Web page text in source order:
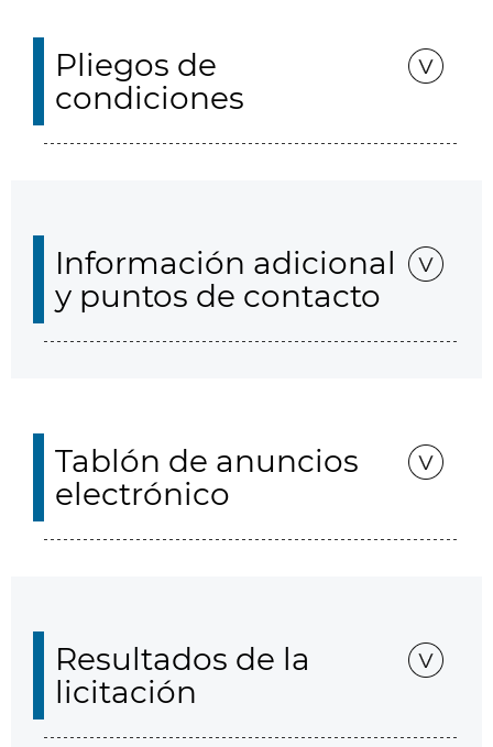
Pliegos de
condiciones
Información adicional
y puntos de contacto
Tablón de anuncios
electrónico
Resultados de la
licitación